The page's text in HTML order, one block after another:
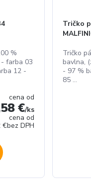
%
farba 03
12 -
cena od
€/ks
cena od
€bez DPH
Tričko
Tričko
bavlna,
- 97 %
85 ...